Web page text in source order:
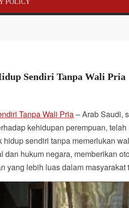
POLICY
Sendiri Tanpa Wali Pria
Tanpa Wali Pria– Arab Saudi,
kehidupan perempuan,
sendiri tanpa memerlukan
dan hukum negara, memberikan
yang lebih luas dalam masyarakat